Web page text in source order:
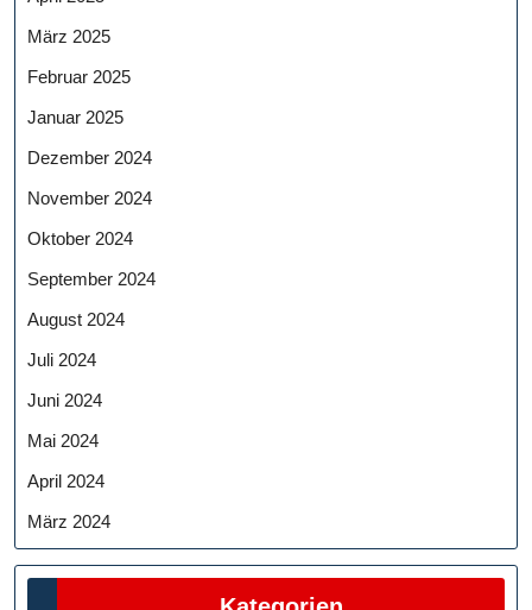
März 2025
Februar 2025
Januar 2025
Dezember 2024
November 2024
Oktober 2024
September 2024
August 2024
Juli 2024
Juni 2024
Mai 2024
April 2024
März 2024